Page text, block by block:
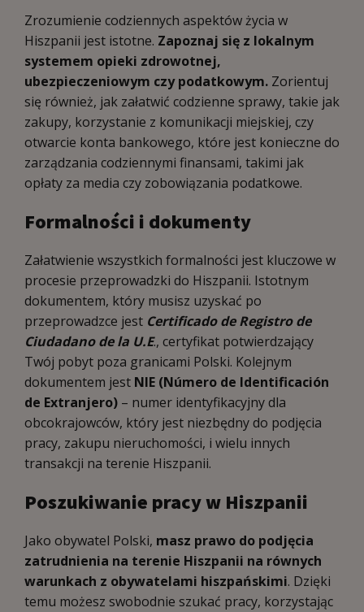
Zrozumienie codziennych aspektów życia w
Hiszpanii jest istotne. Zapoznaj się z lokalnym
systemem opieki zdrowotnej,
ubezpieczeniowym czy podatkowym. Zorientuj
się również, jak załatwić codzienne sprawy, takie jak
zakupy, korzystanie z komunikacji miejskiej, czy
otwarcie konta bankowego, które jest konieczne do
zarządzania codziennymi finansami, takimi jak
opłaty za media czy zobowiązania podatkowe.
Formalności i dokumenty
Załatwienie wszystkich formalności jest kluczowe w
procesie przeprowadzki do Hiszpanii. Istotnym
dokumentem, który musisz uzyskać po
przeprowadzce jest Certificado de Registro de
Ciudadano de la U.E., certyfikat potwierdzający
Twój pobyt poza granicami Polski. Kolejnym
dokumentem jest NIE (Número de Identificación
de Extranjero) – numer identyfikacyjny dla
obcokrajowców, który jest niezbędny do podjęcia
pracy, zakupu nieruchomości, i wielu innych
transakcji na terenie Hiszpanii.
Poszukiwanie pracy w Hiszpanii
Jako obywatel Polski, masz prawo do podjęcia
zatrudnienia na terenie Hiszpanii na równych
warunkach z obywatelami hiszpańskimi. Dzięki
temu możesz swobodnie szukać pracy, korzystając